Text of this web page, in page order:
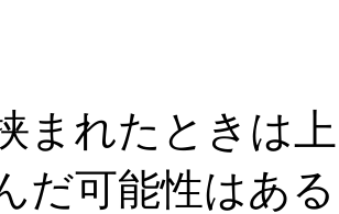
まれたときは
だ可能性はあ